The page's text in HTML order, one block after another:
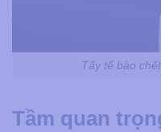
Tẩy tế bào
Tầm quan